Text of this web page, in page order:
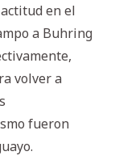
en el
a Buhring
volver a
fueron